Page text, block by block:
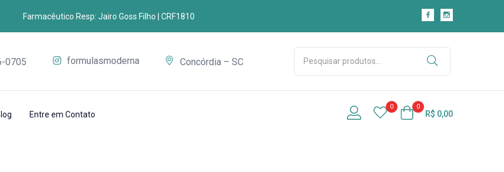
Farmacêutico Resp: Jairo Goss Filho | CRF1810
0705 formulasmoderna Concórdia – SC
Entre em Contato
0 0
R$ 0,00